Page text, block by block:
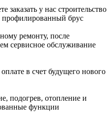
у нас строительство
профилированный брус
ремонту, после
сервисное обслуживание
в счет будущего нового
подогрев, отопление и
функции